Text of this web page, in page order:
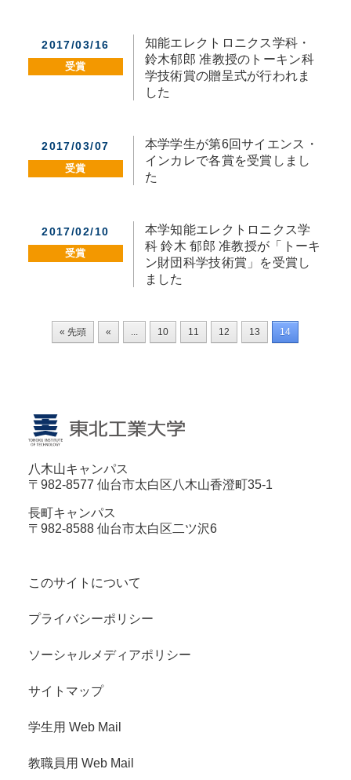
2017/03/16
受賞
知能エレクトロニクス学科・
鈴木郁郎 准教授のトーキン科
学技術賞の贈呈式が行われま
した
2017/03/07
受賞
本学学生が第6回サイエンス・
インカレで各賞を受賞しまし
た
2017/02/10
受賞
本学知能エレクトロニクス学
科 鈴木 郁郎 准教授が「トーキ
ン財団科学技術賞」を受賞し
ました
« 先頭 « 10 11 12 13 14
八木山キャンパス
〒982-8577 仙台市太白区八木山香澄町35-1
長町キャンパス
〒982-8588 仙台市太白区二ツ沢6
このサイトについて
プライバシーポリシー
ソーシャルメディアポリシー
サイトマップ
学生用 Web Mail
教職員用 Web Mail